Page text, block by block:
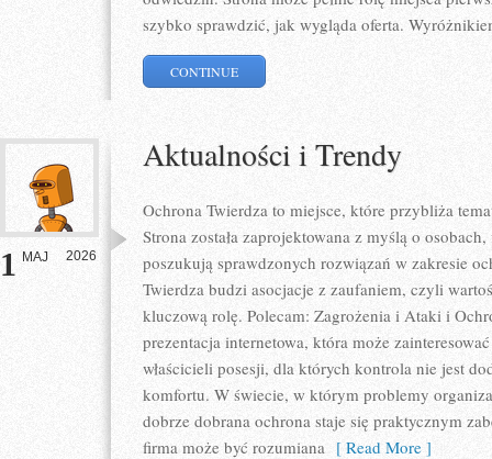
szybko sprawdzić, jak wygląda oferta.
CONTINUE
1 MAJ 2026
Aktualności i Trendy
Ochrona Twierdza to miejsce, które przybliża
Strona została zaprojektowana z myślą o
poszukują sprawdzonych rozwiązań w zakresie
Twierdza budzi asocjacje z zaufaniem, czyli
kluczową rolę. Polecam: Zagrożenia i Ataki i
prezentacja internetowa, która może
właścicieli posesji, dla których kontrola nie jest
komfortu. W świecie, w którym problemy
dobrze dobrana ochrona staje się praktycznym
firma może być rozumiana [ Read More ]